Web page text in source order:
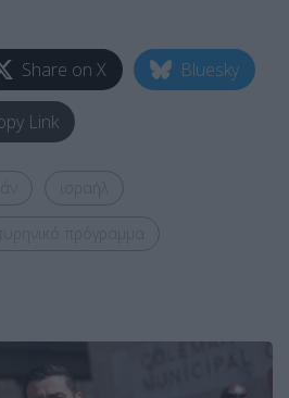
Share on X Bluesky
Link